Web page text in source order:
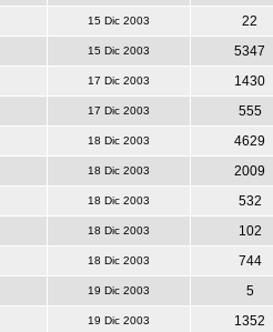
15 Dic 2003
22
15 Dic 2003
5347
17 Dic 2003
1430
17 Dic 2003
555
18 Dic 2003
4629
18 Dic 2003
2009
18 Dic 2003
532
18 Dic 2003
102
18 Dic 2003
744
19 Dic 2003
5
19 Dic 2003
1352